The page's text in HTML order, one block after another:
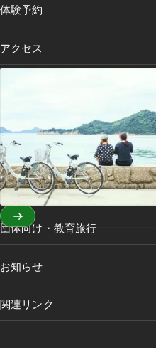
体験予約
アクセス
竹原市のふるさと納税
竹原市の移住・定住のご案内
団体向け・教育旅行
お知らせ
関連リンク